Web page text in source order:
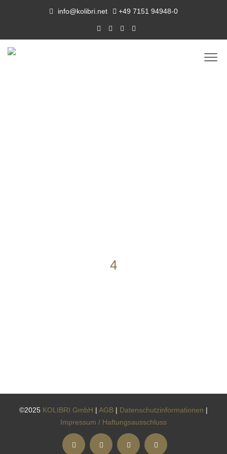
info@kolibri.net +49 7151 94948-0
4
©2025 KOLIBRI GmbH | AGB | Datenschutzinformationen |
Impressum / Haftungsausschluss